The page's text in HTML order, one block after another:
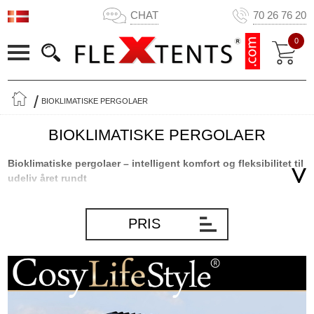
CHAT 70 26 76 20
0
BIOKLIMATISKE PERGOLAER
BIOKLIMATISKE PERGOLAER
Bioklimatiske pergolaer – intelligent komfort og fleksibilitet til
udeliv året rundt
gør det muligt at tilpasse opholdet udendørs til både vejr og
stemning. Med et justerbart tag kombinerer disse arkitektonisk
eller terrassen i både sol, blæst og regn. Uanset om formålet er
afslapning, måltider under åben himmel eller hyggelige stunder
med familie og venner, skaber en bioklimatisk pergola optimale
PRIS